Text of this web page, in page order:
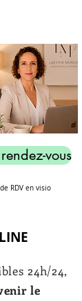
vous
RDV en visio
24h/24,
le